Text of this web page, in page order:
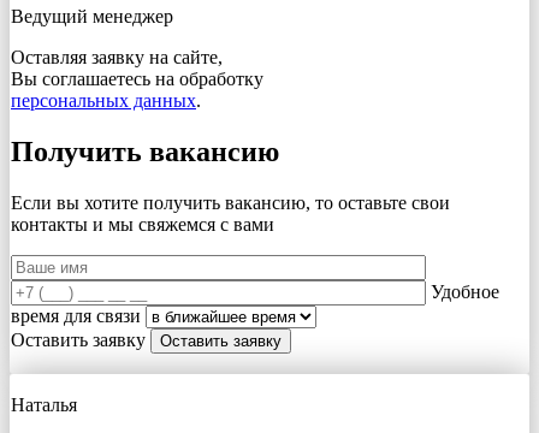
Ведущий менеджер
Оставляя заявку на сайте,
Вы соглашаетесь на обработку
персональных данных.
Получить вакансию
Если вы хотите получить вакансию, то оставьте свои
контакты и мы свяжемся с вами
Удобное
время для связи
Оставить заявку
Наталья